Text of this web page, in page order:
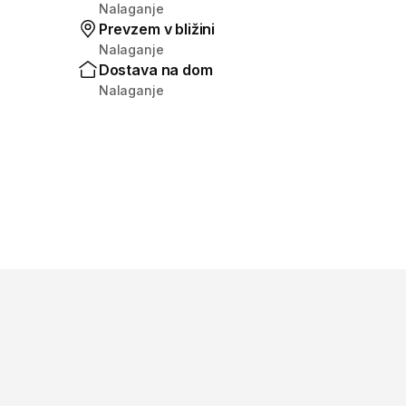
Nalaganje
Prevzem v bližini
Nalaganje
Dostava na dom
Nalaganje